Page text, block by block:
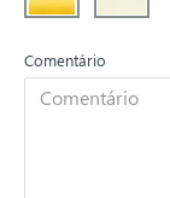
Comentário